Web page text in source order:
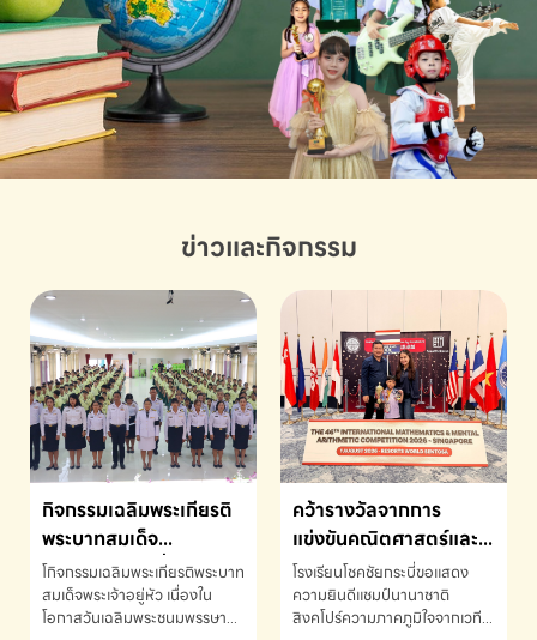
ข่าวและกิจกรรม
กิจกรรมเฉลิมพระเกียรติ
พระบาทสมเด็จ
พระเจ้าอยู่หัว เนื่องใน
โอกาสวันเฉลิม
พระชนมพรรษา
โกิจกรรมเฉลิมพระเกียรติพระบาท
สมเด็จพระเจ้าอยู่หัว เนื่องใน
โอกาสวันเฉลิมพระชนมพรรษา
คว้ารางวัลจากการ
แข่งขันคณิตศาสตร์และ
คณิตคิดเร็วนานาชาติ
ครั้งที่ 46 ประจำปี 2569
ณ ประเทศสิงคโปร์
โรงเรียนโชคชัยกระบี่ขอแสดง
ความยินดีแชมป์นานาชาติ
สิงคโปร์ความภาคภูมิใจจากเวที